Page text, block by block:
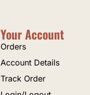
Your Account
Orders
Account Details
Track Order